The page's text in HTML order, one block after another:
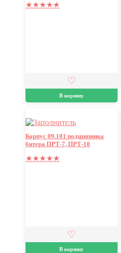
★★★★★
В корзину
Корпус 09.101 подшипника
битера ПРТ-7, ПРТ-10
★★★★★
В корзину